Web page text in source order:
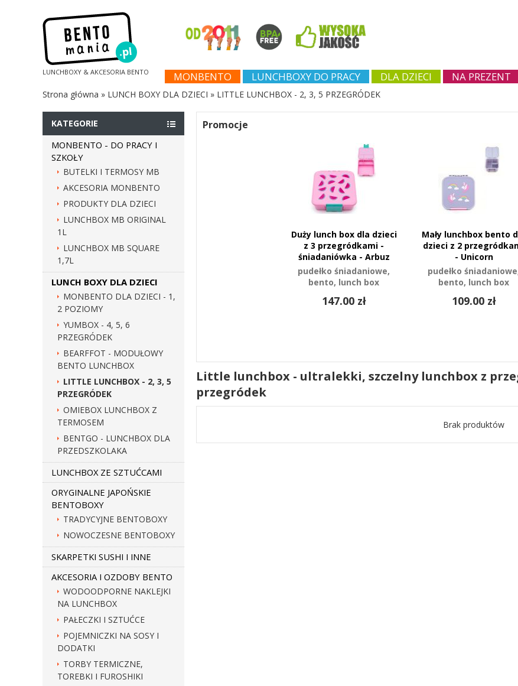
LUNCHBOXY & AKCESORIA BENTO MONBENTO LUNCHBOXY DO PRACY DLA DZIECI NA PREZENT
Strona główna » LUNCH BOXY DLA DZIECI » LITTLE LUNCHBOX - 2, 3, 5 PRZEGRÓDEK
KATEGORIE
MONBENTO - DO PRACY I
SZKOŁY
BUTELKI I TERMOSY MB
AKCESORIA MONBENTO
PRODUKTY DLA DZIECI
LUNCHBOX MB ORIGINAL
1L
LUNCHBOX MB SQUARE
1,7L
LUNCH BOXY DLA DZIECI
MONBENTO DLA DZIECI - 1,
2 POZIOMY
YUMBOX - 4, 5, 6
PRZEGRÓDEK
BEARFFOT - MODUŁOWY
BENTO LUNCHBOX
LITTLE LUNCHBOX - 2, 3, 5
PRZEGRÓDEK
OMIEBOX LUNCHBOX Z
TERMOSEM
BENTGO - LUNCHBOX DLA
PRZEDSZKOLAKA
LUNCHBOX ZE SZTUĆCAMI
ORYGINALNE JAPOŃSKIE
BENTOBOXY
TRADYCYJNE BENTOBOXY
NOWOCZESNE BENTOBOXY
SKARPETKI SUSHI I INNE
AKCESORIA I OZDOBY BENTO
WODOODPORNE NAKLEJKI
NA LUNCHBOX
PAŁECZKI I SZTUĆCE
POJEMNICZKI NA SOSY I
DODATKI
TORBY TERMICZNE,
TOREBKI I FUROSHIKI
Promocje
Duży lunch box dla dzieci
z 3 przegródkami -
śniadaniówka - Arbuz
pudełko śniadaniowe,
bento, lunch box
147.00 zł
Mały lunchbox bento
dzieci z 2
- Unicorn
pudełko
bento, lunch box
109.00 zł
Little lunchbox - ultralekki, szczelny lunchbox z
przegródek
Brak produktów